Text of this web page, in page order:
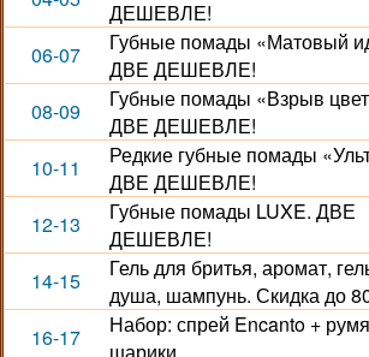
ДЕШЕВЛЕ!
06-07
Губные помады «Матовый
ДВЕ ДЕШЕВЛЕ!
08-09
Губные помады «Взрыв
ДВЕ ДЕШЕВЛЕ!
10-11
Редкие губные помады
ДВЕ ДЕШЕВЛЕ!
12-13
Губные помады LUXE. ДВЕ
ДЕШЕВЛЕ!
14-15
Гель для бритья, аромат,
душа, шампунь. Скидка до
16-17
Набор: спрей Encanto +